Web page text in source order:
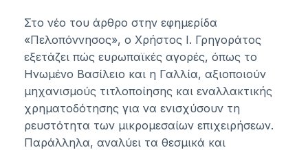
Στο νέο του άρθρο στην εφημερίδα
«Πελοπόννησος», ο Χρήστος Ι. Γρηγοράτος
εξετάζει πώς ευρωπαϊκές αγορές, όπως το
Ηνωμένο Βασίλειο και η Γαλλία, αξιοποιούν
μηχανισμούς τιτλοποίησης και εναλλακτικής
χρηματοδότησης για να ενισχύσουν τη
ρευστότητα των μικρομεσαίων επιχειρήσεων.
Παράλληλα, αναλύει τα θεσμικά και